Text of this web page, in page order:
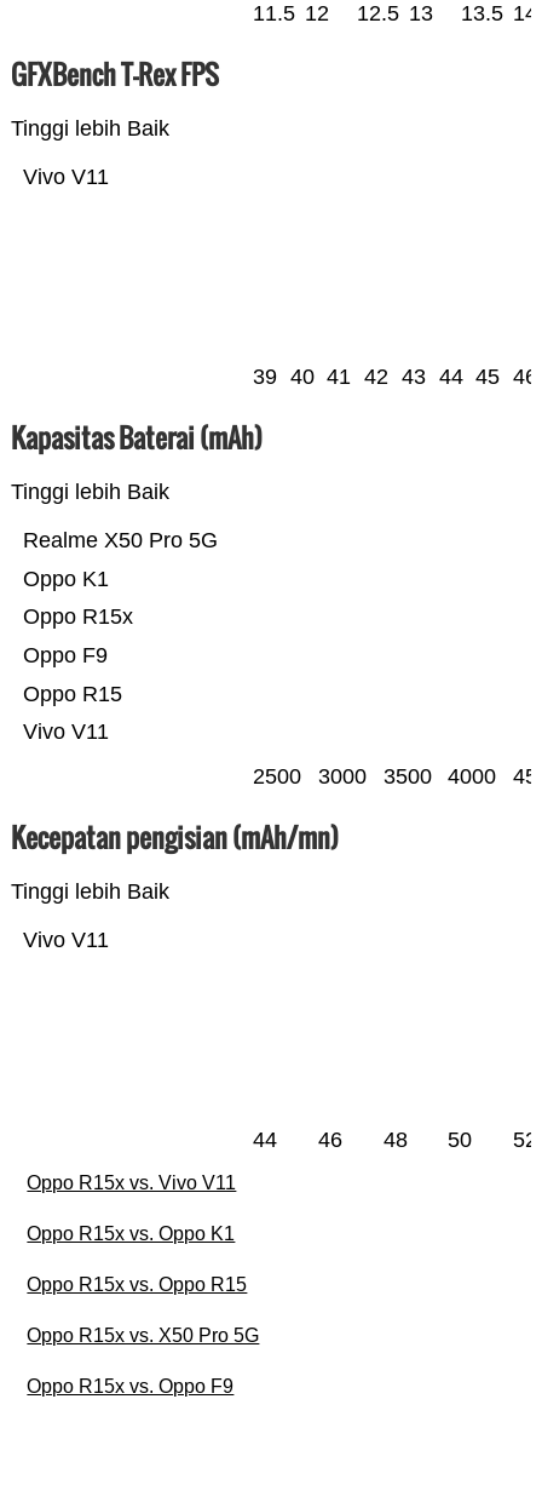
11.5 12 12.5 13 13.5 14
GFXBench T-Rex FPS
Tinggi lebih Baik
Vivo V11
39 40 41 42 43 44 45 46
Kapasitas Baterai (mAh)
Tinggi lebih Baik
Vivo V11
Oppo R15
Oppo F9
Oppo R15x
Oppo K1
Realme X50 Pro 5G
2500 3000 3500 4000
Kecepatan pengisian (mAh/mn)
Tinggi lebih Baik
Vivo V11
44 46 48 50 52
Oppo R15x vs. Vivo V11
Oppo R15x vs. Oppo K1
Oppo R15x vs. Oppo R15
Oppo R15x vs. X50 Pro 5G
Oppo R15x vs. Oppo F9